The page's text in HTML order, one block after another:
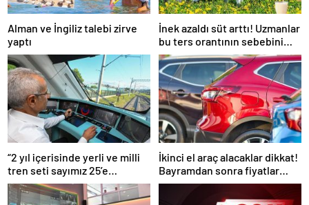
Alman ve İngiliz talebi zirve
yaptı
İnek azaldı süt arttı! Uzmanlar
bu ters orantının sebebini
açıkladı
“2 yıl içerisinde yerli ve milli
tren seti sayımız 25’e
ulaşacak”
İkinci el araç alacaklar dikkat!
Bayramdan sonra fiyatlar
artacak mı? İşte cevabı…